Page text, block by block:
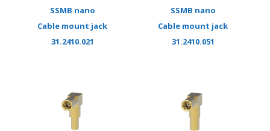
SSMB nano
Cable mount jack
31.2410.021
SSMB nano
Cable mount jack
31.2410.051